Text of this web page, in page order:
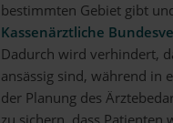
bestimmten Gebiet gibt
Kassenärztliche
Dadurch wird verhindert,
ansässig sind, während in
der Planung des
zu sichern, dass